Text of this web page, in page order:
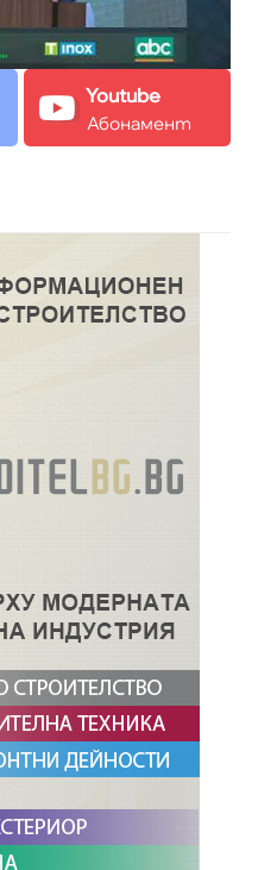
Youtube
Абонамент